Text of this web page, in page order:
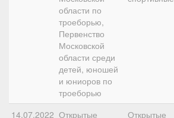
области по
троеборью,
Первенство
Московской
области среди
детей, юношей
и юниоров по
троеборью
14.07.2022 Открытые
Открытые